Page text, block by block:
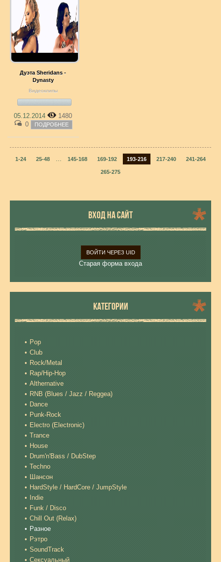
Дуэта Sheridans -
Dynasty
Видеоклипы
05.12.2014
1480
0
ПОДРОБНЕЕ
1-24 25-48 ... 145-168 169-192 193-216 217-240 241-264
265-275
ВХОД НА САЙТ
ВОЙТИ ЧЕРЕЗ UID
Старая форма входа
КАТЕГОРИИ
Pop
Club
Rock/Metal
Rap/Hip-Hop
Althernative
RNB (Blues / Jazz / Reggea)
Dance
Punk-Rock
Electro (Electronic)
Trance
House
Drum'n'Bass / DubStep
Techno
Шансон
HardStyle / HardCore / JumpStyle
Indie
Funk / Disco
Chill Out (Relax)
Разное
Рэтро
SoundTrack
Сексуальный